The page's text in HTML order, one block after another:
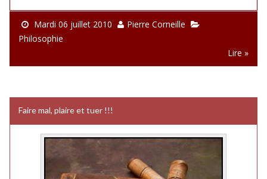
Mardi 06 juillet 2010
Pierre Corneille
Philosophie
Lire »
Faire mal, plaire et tuer !!!